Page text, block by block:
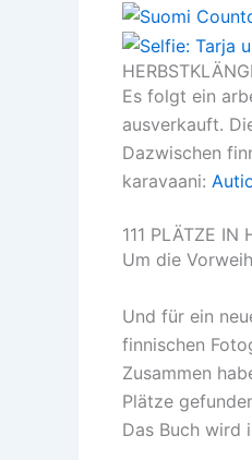
Es folgt ein
ausverkauft.
Dazwischen
karavaani:
111 PLÄTZE IN
Um die
Und für ein
finnischen
Zusammen
Plätze
Das Buch wird